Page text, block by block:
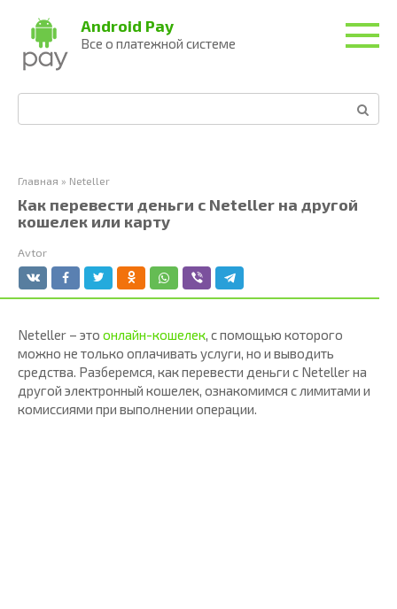
контенту
Android Pay
Все о платежной системе
Главная » Neteller
Как перевести деньги с Neteller на другой
кошелек или карту
Avtor
Neteller – это онлайн-кошелек, с помощью которого
можно не только оплачивать услуги, но и выводить
средства. Разберемся, как перевести деньги с Neteller на
другой электронный кошелек, ознакомимся с лимитами и
комиссиями при выполнении операции.